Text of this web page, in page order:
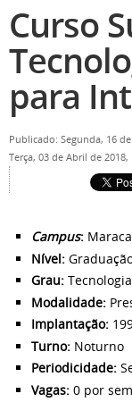
Curso
para
Publicado: Segunda, 16
Terça, 03 de Abril de 2018,
Campus:
Nível:
Grau: Tecnologia
Modalidade:
Implantação:
Turno: Noturno
Periodicidade:
Vagas: 0 por